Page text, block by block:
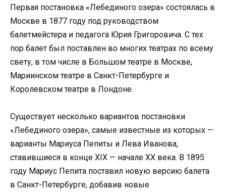
Первая постановка «Лебединого озера» состоялась в
Москве в 1877 году под руководством
балетмейстера и педагога Юрия Григоровича. С тех
пор балет был поставлен во многих театрах по всему
свету, в том числе в Большом театре в Москве,
Мариинском театре в Санкт-Петербурге и
Королевском театре в Лондоне.
Существует несколько вариантов постановки
«Лебединого озера», самые известные из которых —
варианты Мариуса Пепиты и Лева Иванова,
ставившиеся в конце XIX — начале XX века. В 1895
году Мариус Пепита поставил новую версию балета
в Санкт-Петербурге, добавив новые